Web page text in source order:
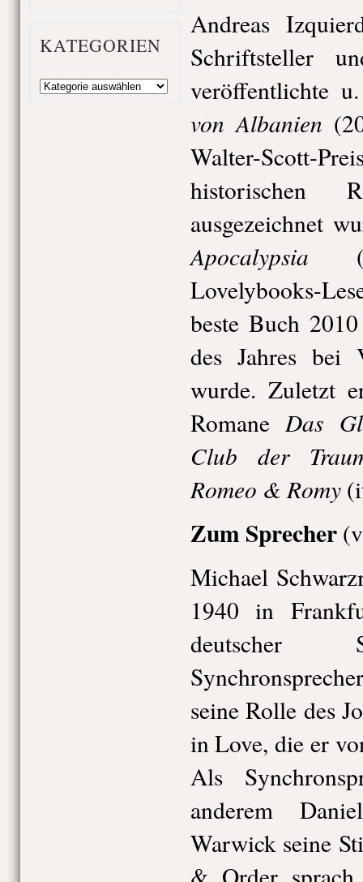
KATEGORIEN
Kategorien
Andreas
Schriftsteller
veröffentlichte
von Albanien
Walter-Scott-
historischen
ausgezeichnet
Apocalypsia
Lovelybooks-
beste Buch
des Jahres bei
wurde. Zuletzt
RomaneDas
Club der
Romeo & Romy
Zum Sprecher
Michael
1940 in
deutscher
seine Rolle des
in Love, die er
Als
anderem
Warwick seine